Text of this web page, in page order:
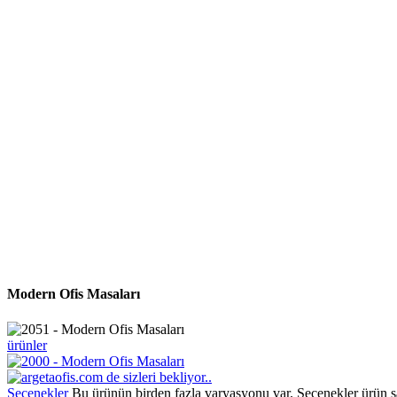
Modern Ofis Masaları
ürünler
Seçenekler Bu ürünün birden fazla varyasyonu var. Seçenekler ürün